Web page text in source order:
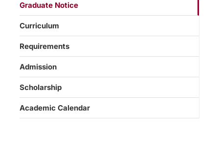
Graduate Notice
Curriculum
Requirements
Admission
Scholarship
Academic Calendar